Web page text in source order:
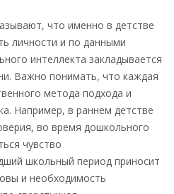
что именно в детстве
личности и по данными
интеллекта закладывается
Важно понимать, что каждая
метода подхода и
Например, в раннем детстве
во время дошкольного
чувство
школьный период приносит
и необходимость